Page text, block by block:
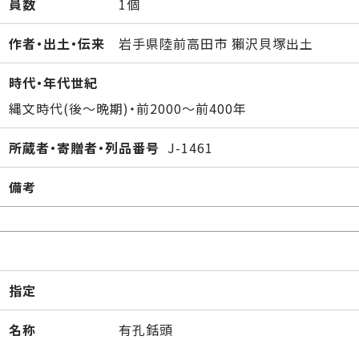
員数 1個
作者・出土・伝来 岩手県陸前高田市 獺沢貝塚出土
時代・年代世紀
縄文時代(後～晩期)・前2000～前400年
所蔵者・寄贈者・列品番号 J-1461
備考
指定
名称 有孔銛頭